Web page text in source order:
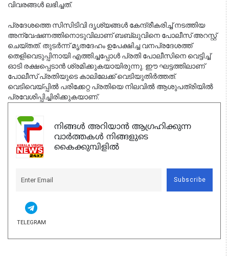
വിവരങ്ങൾ ലഭിച്ചത്.
പ്രദേശത്തെ സിസിടിവി ദൃശ്യങ്ങൾ കേന്ദ്രീകരിച്ച് നടത്തിയ
അന്വേഷണത്തിനൊടുവിലാണ് ബബ്ലുവിനെ പോലീസ് അറസ്റ്റ്
ചെയ്തത്. തുടർന്ന് മൃതദേഹം ഉപേക്ഷിച്ച വനപ്രദേശത്ത്
തെളിവെടുപ്പിനായി എത്തിച്ചപ്പോൾ പ്രതി പോലീസിനെ വെട്ടിച്ച്
ഓടി രക്ഷപ്പെടാൻ ശ്രമിക്കുകയായിരുന്നു. ഈ ഘട്ടത്തിലാണ്
പോലീസ് പ്രതിയുടെ കാലിലേക്ക് വെടിയുതിർത്തത്.
വെടിവെയ്പ്പിൽ പരിക്കേറ്റ പ്രതിയെ നിലവിൽ ആശുപത്രിയിൽ
പ്രവേശിപ്പിച്ചിരിക്കുകയാണ്.
നിങ്ങൾ അറിയാൻ ആഗ്രഹിക്കുന്ന
വാർത്തകൾ നിങ്ങളുടെ
കൈക്കുമ്പിളിൽ
Subscribe
TELEGRAM